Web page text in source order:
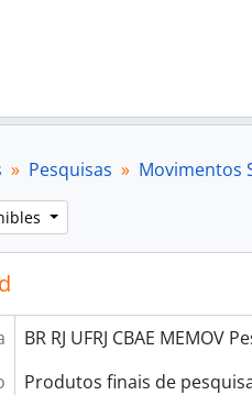
Pesquisas Movimentos
BR RJ UFRJ CBAE MEMOV
Produtos finais de